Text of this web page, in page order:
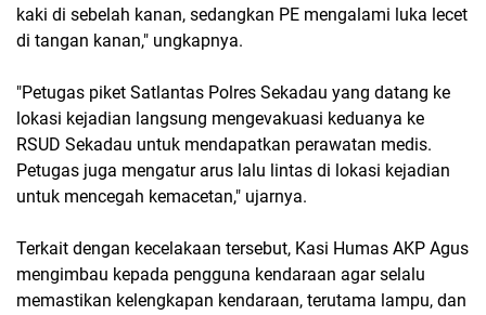
kaki di sebelah kanan, sedangkan PE mengalami luka lecet
di tangan kanan," ungkapnya.
"Petugas piket Satlantas Polres Sekadau yang datang ke
lokasi kejadian langsung mengevakuasi keduanya ke
RSUD Sekadau untuk mendapatkan perawatan medis.
Petugas juga mengatur arus lalu lintas di lokasi kejadian
untuk mencegah kemacetan," ujarnya.
Terkait dengan kecelakaan tersebut, Kasi Humas AKP Agus
mengimbau kepada pengguna kendaraan agar selalu
memastikan kelengkapan kendaraan, terutama lampu, dan